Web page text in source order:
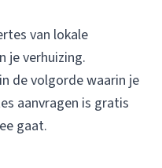
van lokale
je verhuizing.
de volgorde waarin je
aanvragen is gratis
gaat.